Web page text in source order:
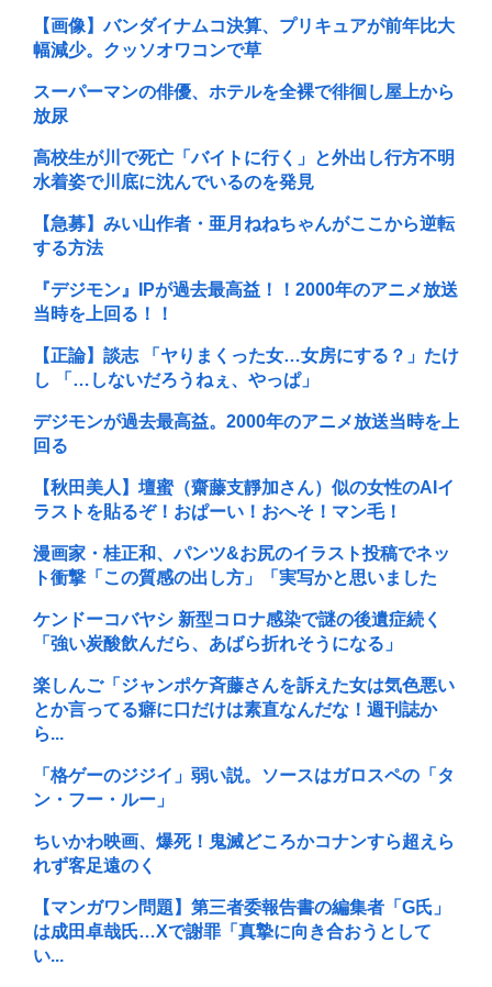
【画像】バンダイナムコ決算、プリキュアが前年比大
幅減少。クッソオワコンで草
スーパーマンの俳優、ホテルを全裸で徘徊し屋上から
放尿
高校生が川で死亡「バイトに行く」と外出し行方不明
水着姿で川底に沈んでいるのを発見
【急募】みい山作者・亜月ねねちゃんがここから逆転
する方法
『デジモン』IPが過去最高益！！2000年のアニメ放送
当時を上回る！！
【正論】談志 「ヤりまくった女…女房にする？」たけ
し 「…しないだろうねぇ、やっぱ」
デジモンが過去最高益。2000年のアニメ放送当時を上
回る
【秋田美人】壇蜜（齋藤支靜加さん）似の女性のAIイ
ラストを貼るぞ！おぱーい！おへそ！マン毛！
漫画家・桂正和、パンツ&お尻のイラスト投稿でネッ
ト衝撃「この質感の出し方」「実写かと思いました
ケンドーコバヤシ 新型コロナ感染で謎の後遺症続く
「強い炭酸飲んだら、あばら折れそうになる」
楽しんご「ジャンポケ斉藤さんを訴えた女は気色悪い
とか言ってる癖に口だけは素直なんだな！週刊誌か
ら...
「格ゲーのジジイ」弱い説。ソースはガロスペの「タ
ン・フー・ルー」
ちいかわ映画、爆死！鬼滅どころかコナンすら超えら
れず客足遠のく
【マンガワン問題】第三者委報告書の編集者「G氏」
は成田卓哉氏…Xで謝罪「真摯に向き合おうとして
い...